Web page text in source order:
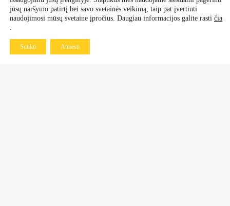
jūsų naršymo patirtį bei savo svetainės veikimą, taip pat įvertinti
naudojimosi mūsų svetaine įpročius. Daugiau informacijos galite rasti čia
.
Sutikti Atmesti